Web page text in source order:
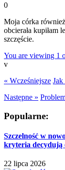
0
Moja córka
obcierała kupiłam
szczęście.
You are viewing 1
v
« Wcześniejsze
Następne »
Popularne:
Szczelność w
kryteria decydują
22 lipca 2026